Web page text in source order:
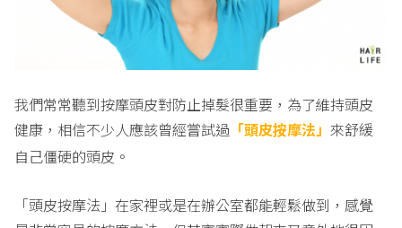
我們常常聽到按摩頭皮對防止掉髮很重要，為了維持頭皮
健康，相信不少人應該曾經嘗試過 「頭皮按摩法」來舒緩
自己僵硬的頭皮。
「頭皮按摩法」在家裡或是在辦公室都能輕鬆做到，感覺